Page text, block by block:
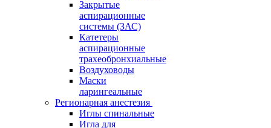
Закрытые
аспирационные
системы (ЗАС)
Катетеры
аспирационные
трахеобронхиальные
Воздуховоды
Маски
ларингеальные
Регионарная анестезия
Иглы спинальные
Игла для